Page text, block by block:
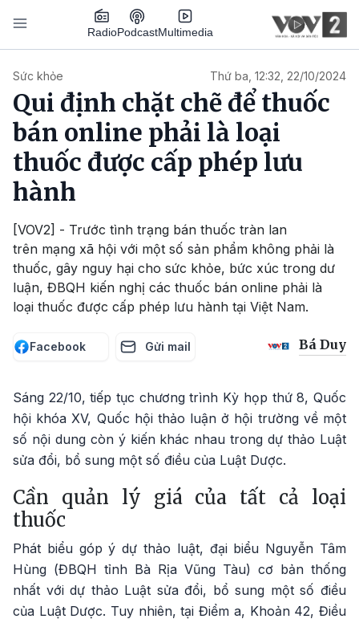
Nhảy đến nội dung
RadioPodcastMultimedia
Sức khỏe Thứ ba, 12:32, 22/10/2024
Qui định chặt chẽ để thuốc
bán online phải là loại
thuốc được cấp phép lưu
hành
[VOV2] - Trước tình trạng bán thuốc tràn lan
trên mạng xã hội với một số sản phẩm không phải là
thuốc, gây nguy hại cho sức khỏe, bức xúc trong dư
luận, ĐBQH kiến nghị các thuốc bán online phải là
loại thuốc được cấp phép lưu hành tại Việt Nam.
Facebook Gửi mail Bá Duy
Sáng 22/10, tiếp tục chương trình Kỳ họp thứ 8, Quốc
hội khóa XV, Quốc hội thảo luận ở hội trường về một
số nội dung còn ý kiến khác nhau trong dự thảo Luật
sửa đổi, bổ sung một số điều của Luật Dược.
Cần quản lý giá của tất cả loại
thuốc
Phát biểu góp ý dự thảo luật, đại biểu Nguyễn Tâm
Hùng (ĐBQH tỉnh Bà Rịa Vũng Tàu) cơ bản thống
nhất với dự thảo Luật sửa đổi, bổ sung một số điều
của Luật Dược. Tuy nhiên, tại Điểm a, Khoản 42, Điều